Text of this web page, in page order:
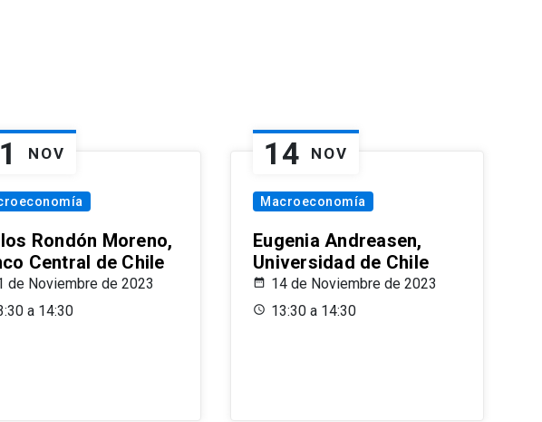
NOV
Rondón Moreno,
Central de Chile
de Noviembre de 2023
a 14:30
14 NOV
Macroeconomía
Eugenia Andreasen,
Universidad de Chile
14 de Noviembre de 2023
13:30 a 14:30